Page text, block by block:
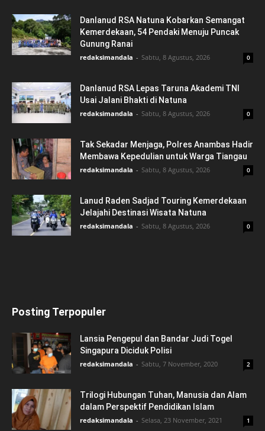
Danlanud RSA Natuna Kobarkan Semangat
Kemerdekaan, 54 Pendaki Menuju Puncak
Gunung Ranai
redaksimandala - Sabtu, 8 Agustus, 2026 0
Danlanud RSA Lepas Taruna Akademi TNI
Usai Jalani Bhakti di Natuna
redaksimandala - Sabtu, 8 Agustus, 2026 0
Tak Sekadar Menjaga, Polres Anambas Hadir
Membawa Kepedulian untuk Warga Tiangau
redaksimandala - Sabtu, 8 Agustus, 2026 0
Lanud Raden Sadjad Touring Kemerdekaan
Jelajahi Destinasi Wisata Natuna
redaksimandala - Sabtu, 8 Agustus, 2026 0
Posting Terpopuler
Lansia Pengepul dan Bandar Judi Togel
Singapura Diciduk Polisi
redaksimandala - Sabtu, 7 November, 2020 2
Trilogi Hubungan Tuhan, Manusia dan Alam
dalam Perspektif Pendidikan Islam
redaksimandala - Selasa, 23 November, 2021 1